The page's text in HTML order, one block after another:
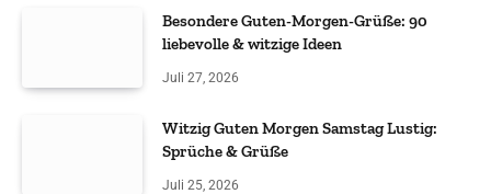
Besondere Guten-Morgen-Grüße: 90
liebevolle & witzige Ideen
Juli 27, 2026
Witzig Guten Morgen Samstag Lustig:
Sprüche & Grüße
Juli 25, 2026